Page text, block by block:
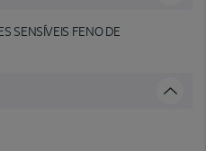
SENSÍVEIS FENO DE